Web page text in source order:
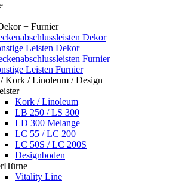
+ Furnier
Dekor
Leisten Dekor
Furnier
Leisten Furnier
Kork / Linoleum / Design
Kork / Linoleum
LB 250 / LS 300
LD 300 Melange
LC 55 / LC 200
LC 50S / LC 200S
Designboden
Vitality Line